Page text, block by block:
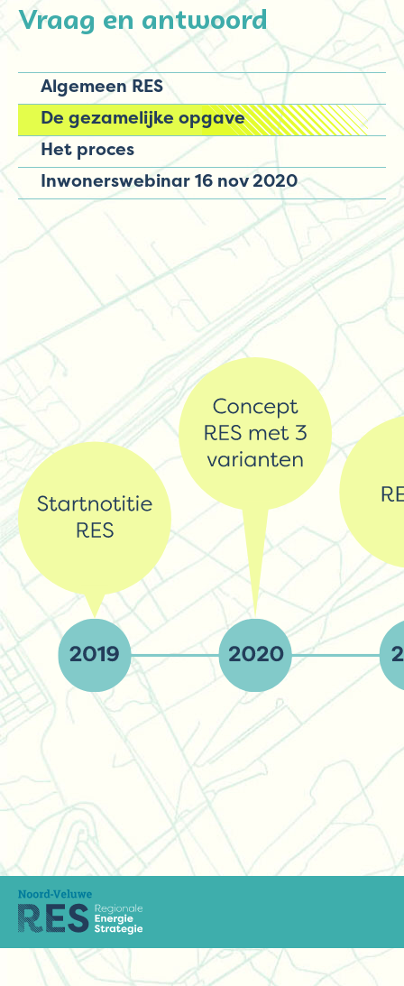
Vraag en antwoord
Algemeen RES
De gezamelijke opgave
Het proces
Inwonerswebinar 16 nov 2020